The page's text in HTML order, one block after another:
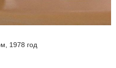
1978 год